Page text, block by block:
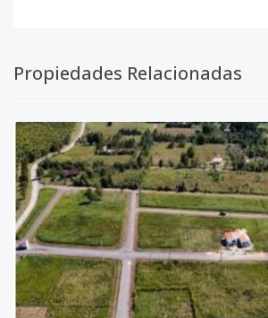
Propiedades Relacionadas